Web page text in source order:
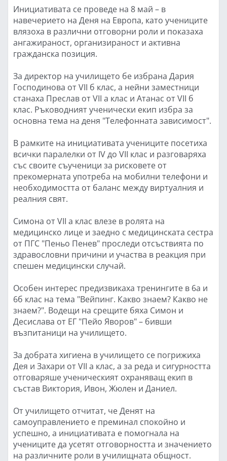
Инициативата се проведе на 8 май – в
навечерието на Деня на Европа, като учениците
влязоха в различни отговорни роли и показаха
ангажираност, организираност и активна
гражданска позиция.
За директор на училището бе избрана Дария
Господинова от VII б клас, а нейни заместници
станаха Преслав от VII а клас и Атанас от VII б
клас. Ръководният ученически екип избра за
основна тема на деня "Телефонната зависимост".
В рамките на инициативата учениците посетиха
всички паралелки от IV до VII клас и разговаряха
със своите съученици за рисковете от
прекомерната употреба на мобилни телефони и
необходимостта от баланс между виртуалния и
реалния свят.
Симона от VII а клас влезе в ролята на
медицинско лице и заедно с медицинската сестра
от ПГС "Пеньо Пенев" проследи отсъствията по
здравословни причини и участва в реакция при
спешен медицински случай.
Особен интерес предизвикаха тренингите в 6а и
6б клас на тема "Вейпинг. Какво знаем? Какво не
знаем?". Водещи на срещите бяха Симон и
Десислава от ЕГ "Пейо Яворов" – бивши
възпитаници на училището.
За добрата хигиена в училището се погрижиха
Дея и Захари от VII а клас, а за реда и сигурността
отговаряше ученическият охраняващ екип в
състав Виктория, Ивон, Жюлен и Даниел.
От училището отчитат, че Денят на
самоуправлението е преминал спокойно и
успешно, а инициативата е помогнала на
учениците да усетят отговорността и значението
на различните роли в училищната общност.